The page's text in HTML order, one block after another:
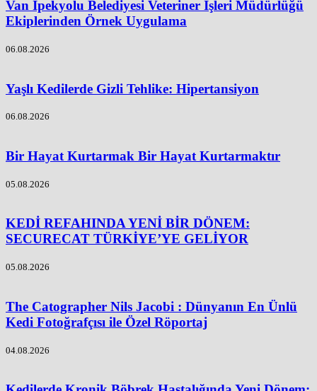
Van İpekyolu Belediyesi Veteriner İşleri Müdürlüğü
Ekiplerinden Örnek Uygulama
06.08.2026
Yaşlı Kedilerde Gizli Tehlike: Hipertansiyon
06.08.2026
Bir Hayat Kurtarmak Bir Hayat Kurtarmaktır
05.08.2026
KEDİ REFAHINDA YENİ BİR DÖNEM:
SECURECAT TÜRKİYE’YE GELİYOR
05.08.2026
The Catographer Nils Jacobi : Dünyanın En Ünlü
Kedi Fotoğrafçısı ile Özel Röportaj
04.08.2026